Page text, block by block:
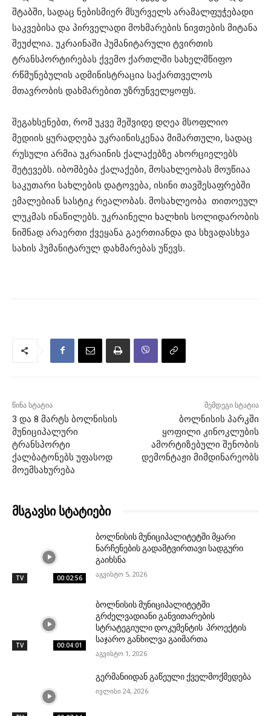
შტაბში, სადაც ნებისმიერ მსურველს არამალფუჭებადი
საკვებისა და პირველადი მოხმარების ნივთების მიტანა
შეუძლია. უკრაინაში ჰუმანიტარული ტვირთის
ტრანსპორტირებას ქვემო ქართლში სახელმწიფო
რწმუნებულის ადმინისტრაცია საქართველოს
მთავრობის დახმარებით უზრუნველყოფს.
შეგახსენებთ, რომ უკვე მეშვიდე დღეა მსოფლიო
მედიის ყურადღება უკრაინისკენაა მიმართული, სადაც
რუსული არმია უკრაინის ქალაქებზე ახორციელებს
შეტევებს. იბომბება ქალაქები, მოსახლეობას მოუწიაა
საკუთარი სახლების დატოვება, ისინი თავშესაფრებში
ემალებიან სასტიკ რეალობას. მოსახლეობა თითოეულ
ლუკმას ინაწილებს. უკრაინელი ხალხის სოლიდარობის
ნიშნად არაერთი ქვეყანა გაერთიანდა და სხვადასხვა
სახის ჰუმანიტარულ დახმარებას უწევს.
წინა სტატია
3 და 8 მარტს ბოლნისის
მუნიციპალური
ტრანსპორტი
ქალბატონებს უფასოდ
მოემსახურება
შემდეგი სტატია
ბოლნისის პარკში
ყოფილი კინოკლუბის
ამორტიზებული შენობის
დემონტაჟი მიმდინარეობს
მსგავსი სტატიები
TV 00:02:56
ბოლნისის მუნიციპალიტეტში მყარი
ნარჩენების გადამტვირთავი სადგური
გაიხსნა
აგვისტო 5, 2026
TV 00:04:01
ბოლნისის მუნიციპალიტეტში
გრძელვადიანი განვითარების
სტრატეგიული დოკუმენტის პროექტის
საჯარო განხილვა გაიმართა
აგვისტო 1, 2026
გერმანიიდან გაწეული ქველმოქმედება
ივლისი 24, 2026